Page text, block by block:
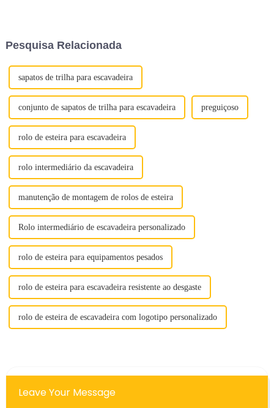
fábricas de Ibaraki, Osaka e
Com ...
Pesquisa Relacionada
sapatos de trilha para escavadeira
conjunto de sapatos de trilha para escavadeira preguiçoso
rolo de esteira para escavadeira
rolo intermediário da escavadeira
manutenção de montagem de rolos de esteira
Rolo intermediário de escavadeira personalizado
rolo de esteira para equipamentos pesados
rolo de esteira para escavadeira resistente ao desgaste
rolo de esteira de escavadeira com logotipo personalizado
Leave Your Message